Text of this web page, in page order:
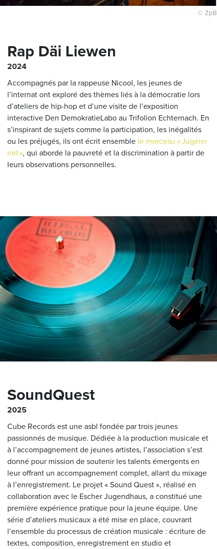
© ZpB
Rap Däi Liewen
2024
Accompagnés par la rappeuse Nicool, les jeunes de
l’internat ont exploré des thèmes liés à la démocratie lors
d’ateliers de hip-hop et d’une visite de l’exposition
interactive Den DemokratieLabo au Trifolion Echternach. En
s’inspirant de sujets comme la participation, les inégalités
ou les préjugés, ils ont écrit ensemble le morceau « Jugéier
net », qui aborde la pauvreté et la discrimination à partir de
leurs observations personnelles.
SoundQuest
2025
Cube Records est une asbl fondée par trois jeunes
passionnés de musique. Dédiée à la production musicale et
à l’accompagnement de jeunes artistes, l’association s’est
donné pour mission de soutenir les talents émergents en
leur offrant un accompagnement complet, allant du mixage
à l’enregistrement. Le projet « Sound Quest », réalisé en
collaboration avec le Escher Jugendhaus, a constitué une
première expérience pratique pour la jeune équipe. Une
série d’ateliers musicaux a été mise en place, couvrant
l’ensemble du processus de création musicale : écriture de
textes, composition, enregistrement en studio et